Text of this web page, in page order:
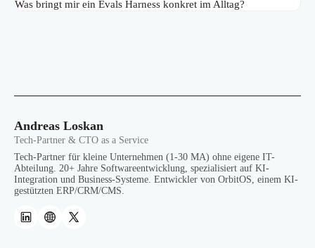
Was bringt mir ein Evals Harness konkret im Alltag?
Andreas Loskan
Tech-Partner & CTO as a Service
Tech-Partner für kleine Unternehmen (1-30 MA) ohne eigene IT-
Abteilung. 20+ Jahre Softwareentwicklung, spezialisiert auf KI-
Integration und Business-Systeme. Entwickler von OrbitOS, einem KI-
gestützten ERP/CRM/CMS.